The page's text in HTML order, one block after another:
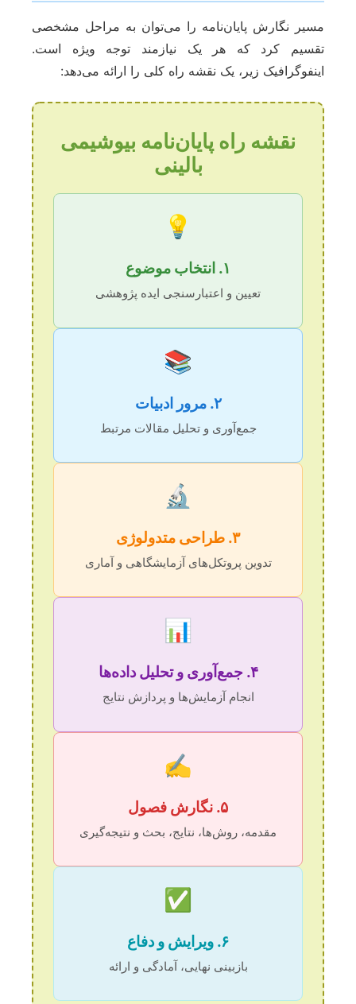
مسیر نگارش پایان‌نامه را می‌توان به مراحل مشخصی
تقسیم کرد که هر یک نیازمند توجه ویژه است.
اینفوگرافیک زیر، یک نقشه راه کلی را ارائه می‌دهد:
نقشه راه پایان‌نامه بیوشیمی
بالینی
💡
۱. انتخاب موضوع
تعیین و اعتبارسنجی ایده پژوهشی
📚
۲. مرور ادبیات
جمع‌آوری و تحلیل مقالات مرتبط
🔬
۳. طراحی متدولوژی
تدوین پروتکل‌های آزمایشگاهی و آماری
📊
۴. جمع‌آوری و تحلیل داده‌ها
انجام آزمایش‌ها و پردازش نتایج
✍️
۵. نگارش فصول
مقدمه، روش‌ها، نتایج، بحث و نتیجه‌گیری
✅
۶. ویرایش و دفاع
بازبینی نهایی، آمادگی و ارائه